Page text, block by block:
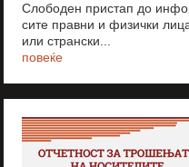
Слободен пристап до
сите правни и физички
или странски...
повеќе